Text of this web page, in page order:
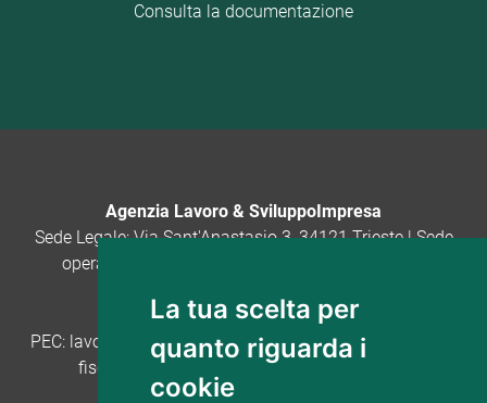
La tua scelta per
quanto riguarda i
cookie
Consulta la documentazione
Agenzia Lavoro & SviluppoImpresa
Sede Legale: Via Sant'Anastasio 3, 34121 Trieste | Sede
operativa: Via San Nicolò 20, 34121 Trieste · tel.
lavoro.sviluppoimpresa@regione.fvg.it
PEC: lavoro.sviluppoimpresa@certregione.fvg.it
fiscale: 90160400322 - P.IVA: 01373960325